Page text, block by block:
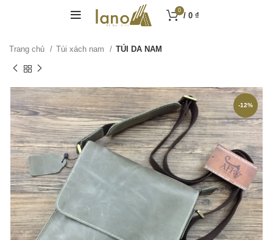
0
/ 0 ₫
Trang chủ Túi xách nam TÚI DA NAM
-12%